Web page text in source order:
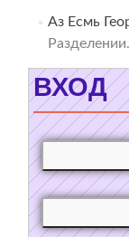
Аз Есмь
Разделении.
ВХОД